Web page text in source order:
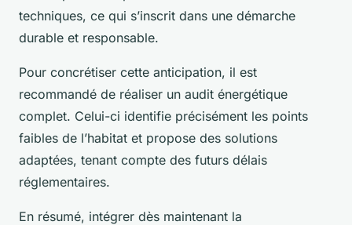
techniques, ce qui s’inscrit dans une démarche
durable et responsable.
Pour concrétiser cette anticipation, il est
recommandé de réaliser un audit énergétique
complet. Celui-ci identifie précisément les points
faibles de l’habitat et propose des solutions
adaptées, tenant compte des futurs délais
réglementaires.
En résumé, intégrer dès maintenant la